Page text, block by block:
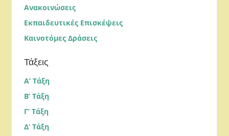
Ανακοινώσεις
Εκπαιδευτικές Επισκέψεις
Καινοτόμες Δράσεις
Τάξεις
Α’ Τάξη
Β’ Τάξη
Γ’ Τάξη
Δ’ Τάξη